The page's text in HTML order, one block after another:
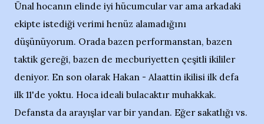
Ünal hocanın elinde iyi hücumcular var ama arkadaki
ekipte istediği verimi henüz alamadığını
düşünüyorum. Orada bazen performanstan, bazen
taktik gereği, bazen de mecburiyetten çeşitli ikililer
deniyor. En son olarak Hakan - Alaattin ikilisi ilk defa
ilk 11'de yoktu. Hoca ideali bulacaktır muhakkak.
Defansta da arayışlar var bir yandan. Eğer sakatlığı vs.